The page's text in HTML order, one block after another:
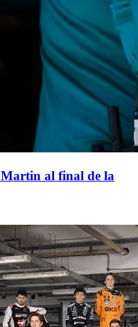
al final de la